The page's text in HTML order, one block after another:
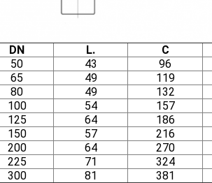
DN L. C
50
43 96
65
49 119
80
49 132
100
54 157
125
64 186
150
57 216
200
64 270
225
71 324
300
81 381